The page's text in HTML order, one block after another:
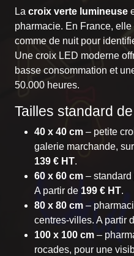
La croix verte lumineuse
pharmacie. En France,
comme de nuit pour
Une croix LED moderne
basse consommation et
50.000 heures.
Tailles standard
40 x 40 cm – petite
galerie marchande,
139 € HT.
60 x 60 cm – standard
A partir de 199 € HT.
80 x 80 cm –
centres-villes. A partir
100 x 100 cm –
rocades, pour une